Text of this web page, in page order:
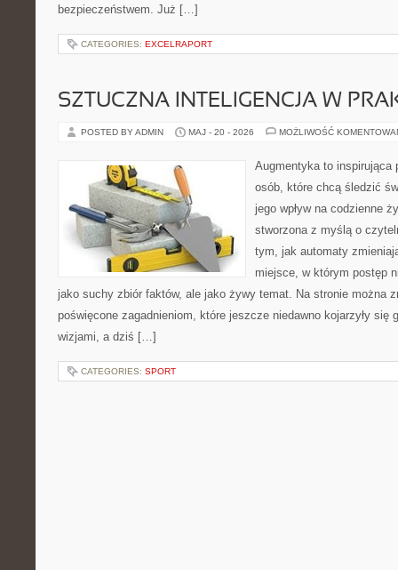
bezpieczeństwem. Już […]
CATEGORIES: EXCELRAPORT
SZTUCZNA INTELIGENCJA W
POSTED BY ADMIN MAJ - 20 - 2026 MOŻLIWOŚĆ
Augmentyka to inspirująca
osób, które chcą śledzić
jego wpływ na codzienne
stworzona z myślą o
tym, jak automaty
miejsce, w którym postęp
jako suchy zbiór faktów, ale jako żywy temat. Na stronie można
poświęcone zagadnieniom, które jeszcze niedawno kojarzyły się
wizjami, a dziś […]
CATEGORIES: SPORT